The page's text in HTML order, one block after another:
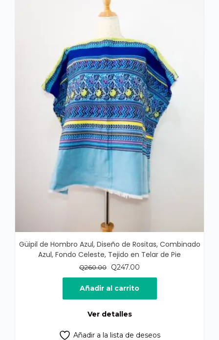
Güipil de Hombro Azul, Diseño de Rositas, Combinado
Azul, Fondo Celeste, Tejido en Telar de Pie
Q260.00
El
precio
original
era:
Q247.00
precio
es:
Añadir al carrito
Ver detalles
Añadir a la lista de deseos